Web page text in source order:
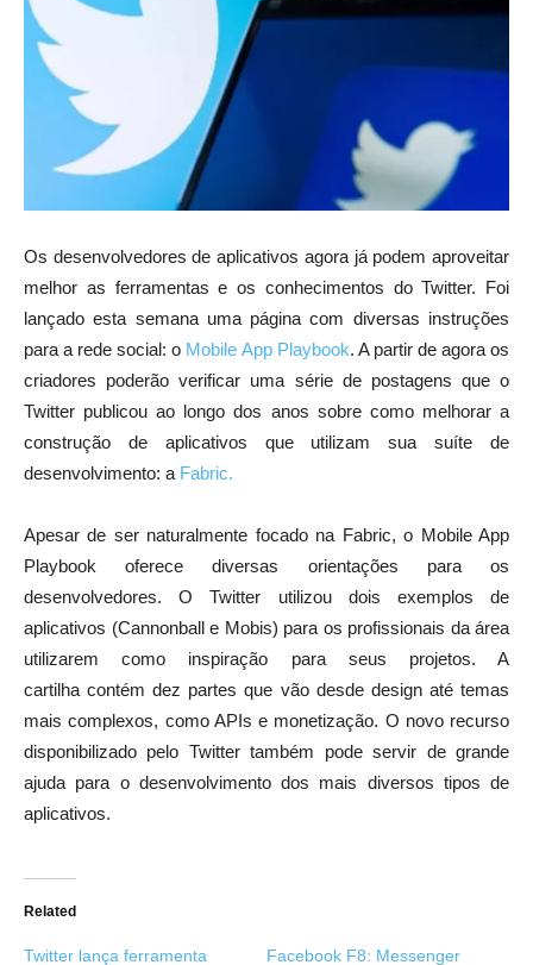
Os desenvolvedores de aplicativos agora já podem aproveitar
melhor as ferramentas e os conhecimentos do Twitter. Foi
lançado esta semana uma página com diversas instruções
para a rede social: o Mobile App Playbook. A partir de agora os
criadores poderão verificar uma série de postagens que o
Twitter publicou ao longo dos anos sobre como melhorar a
construção de aplicativos que utilizam sua suíte de
desenvolvimento: a Fabric.
Apesar de ser naturalmente focado na Fabric, o Mobile App
Playbook oferece diversas orientações para os
desenvolvedores. O Twitter utilizou dois exemplos de
aplicativos (Cannonball e Mobis) para os profissionais da área
utilizarem como inspiração para seus projetos. A
cartilha contém dez partes que vão desde design até temas
mais complexos, como APIs e monetização. O novo recurso
disponibilizado pelo Twitter também pode servir de grande
ajuda para o desenvolvimento dos mais diversos tipos de
aplicativos.
Related
Twitter lança ferramenta
Facebook F8: Messenger